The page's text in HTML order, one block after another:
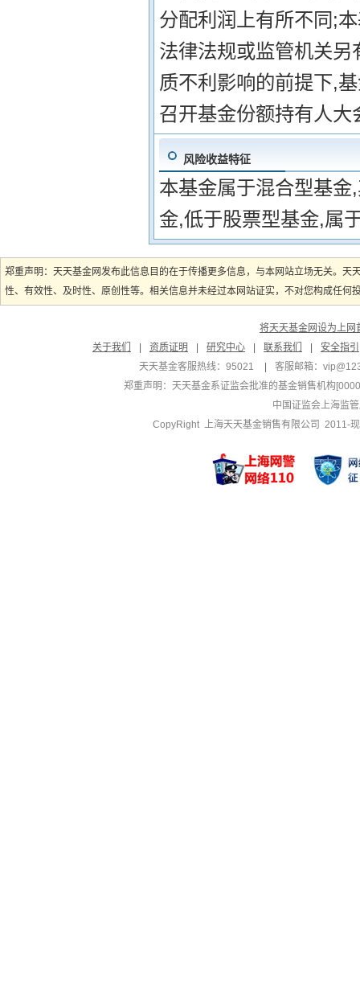
分配利润上有所不同;
法律法规或监管机关
质不利影响的前提下,
召开基金份额持有人大
风险收益特征
本基金属于混合型基
金,低于股票型基金,属
郑重声明：天天基金网发布此信息目的在于传播更多信息，与本网站立场无关。
性、有效性、及时性、原创性等。相关信息并未经过本网站证实，不对您构成任
将天天基金网设为上网
关于我们
资质证明 研究中心 联系我们
安全指引
天天基金客服热线：95021
客服邮箱：
郑重声明： 天天基金系证监会批准的基金销售机构
中国证监会上海监
CopyRight 上海天天基金销售有限公司 2011-